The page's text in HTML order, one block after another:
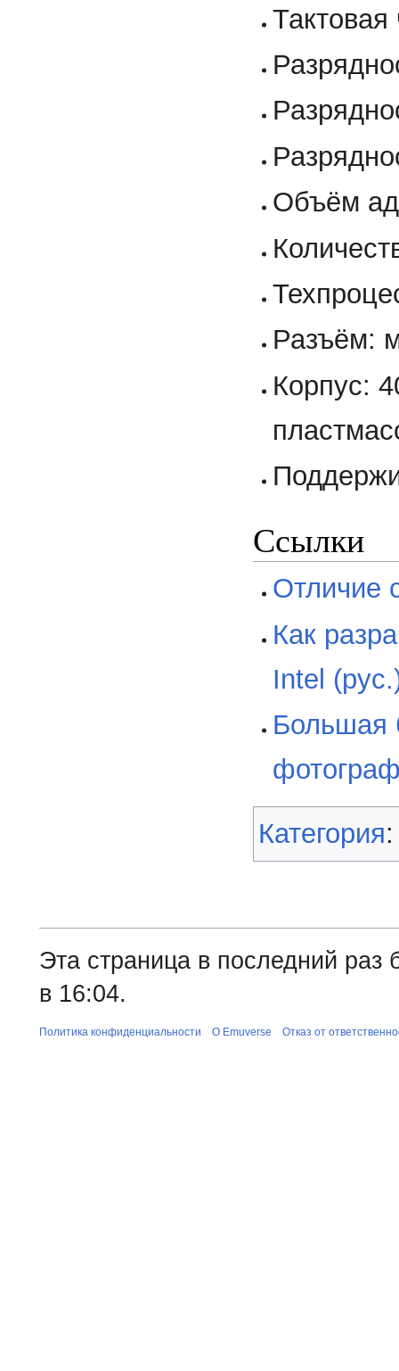
Объём
Разъём:
Корпус:
Ссылки
Отличие
Как
Intel
Большая
Категория
Эта страница в последний раз
в 16:04.
Политика конфиденциальности О Emuverse Отказ от